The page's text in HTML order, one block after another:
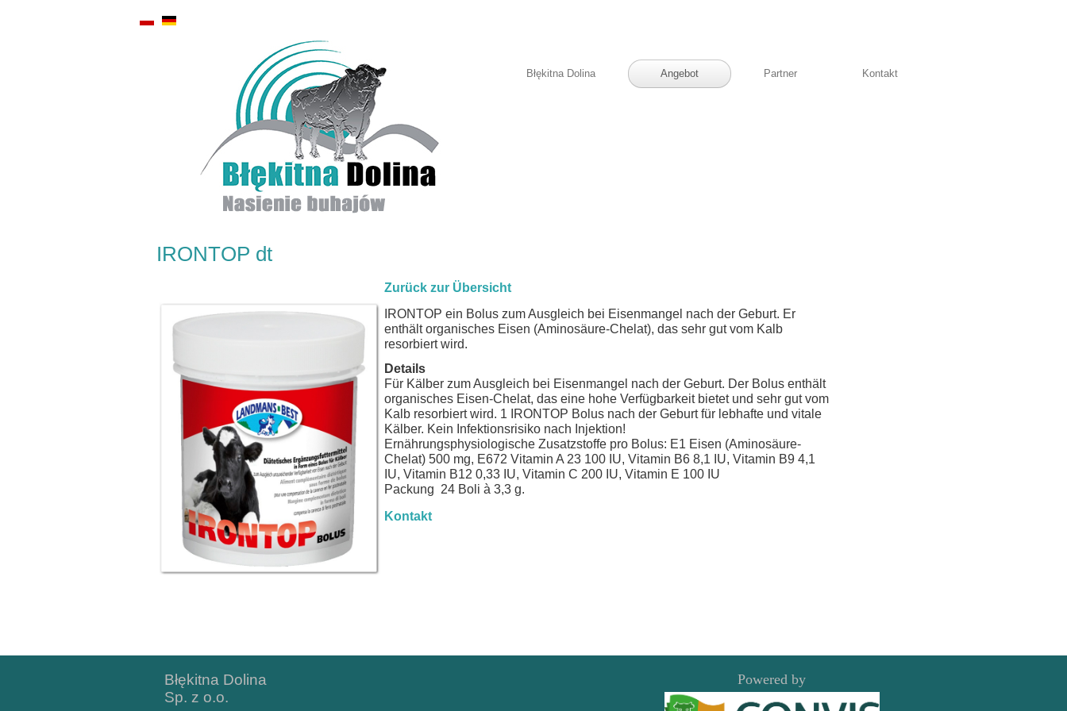
Błękitna Dolina Angebot Partner Kontakt
IRONTOP dt
Zurück zur Übersicht
IRONTOP ein Bolus zum Ausgleich bei Eisenmangel nach der Geburt. Er
enthält organisches Eisen (Aminosäure-Chelat), das sehr gut vom Kalb
resorbiert wird.
Details
Für Kälber zum Ausgleich bei Eisenmangel nach der Geburt. Der Bolus enthält
organisches Eisen-Chelat, das eine hohe Verfügbarkeit bietet und sehr gut vom
Kalb resorbiert wird. 1 IRONTOP Bolus nach der Geburt für lebhafte und vitale
Kälber. Kein Infektionsrisiko nach Injektion!
Ernährungsphysiologische Zusatzstoffe pro Bolus: E1 Eisen (Aminosäure-
Chelat) 500 mg, E672 Vitamin A 23 100 IU, Vitamin B6 8,1 IU, Vitamin B9 4,1
IU, Vitamin B12 0,33 IU, Vitamin C 200 IU, Vitamin E 100 IU
Packung 24 Boli à 3,3 g.
Kontakt
Błękitna Dolina
Sp. z o.o.
Powered by